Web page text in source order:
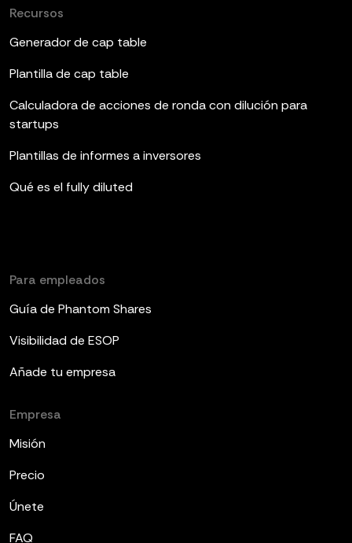
Recursos
Generador de cap table
Plantilla de cap table
Calculadora de acciones de ronda con dilución para
startups
Plantillas de informes a inversores
Qué es el fully diluted
Para empleados
Guía de Phantom Shares
Visibilidad de ESOP
Añade tu empresa
Empresa
Misión
Precio
Únete
FAQ